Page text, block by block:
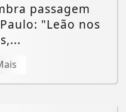
passagem
"Leão nos